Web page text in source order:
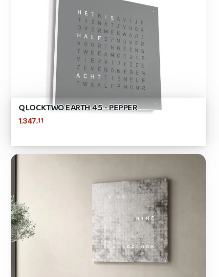
QLOCKTWO EARTH 45 - PEPPER
1.347 ,11